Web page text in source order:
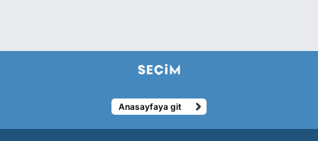
Anasayfaya git